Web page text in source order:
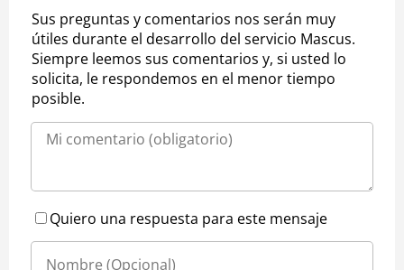
Sus preguntas y comentarios nos serán muy
útiles durante el desarrollo del servicio Mascus.
Siempre leemos sus comentarios y, si usted lo
solicita, le respondemos en el menor tiempo
posible.
Quiero una respuesta para este mensaje